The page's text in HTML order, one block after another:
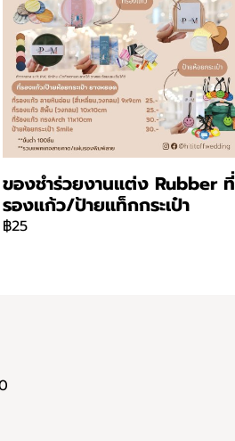
ของชำร่วยงานแต่ง Rubber ที่
รองแก้ว/ป้ายแท็กกระเป๋า
฿25